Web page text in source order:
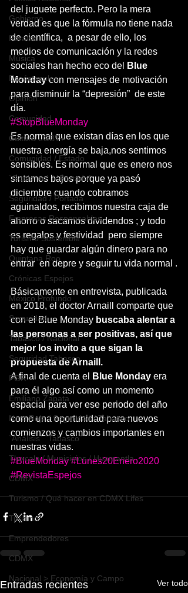
Gobierno
Paraiso
Música
Espéctaculos
Opinión
Comunidad
Cultura LGBT+
Comunidad / Estado
`Gobierno` / `Portada`
Seguridad / Portada
Empresas Responsables
Turismo Sostenible
Quintana Roo
Crónicas Espejos
México Profundo
Seguridad
Tabasco / Nacional
Seguridad Tabasco
FGR
Emiliano Zapata
Nota Roja / Seguridad / Tabasco
`Análisis` `Tabasco`
Tlaxcala / Municipios / Huamantla
CDMX
Turismo / Qué hacer en CDMX Lifes
Turismo
Emprendedores
CDMX
Nacional > Economía y Campo
del juguete perfecto. Pero la mera
verdad es que la fórmula no tiene nada
de científica,  a pesar de ello, los
medios de comunicación y la redes
sociales han hecho eco del
Blue
Monday con mensajes de motivación
para disminuir la “depresión”  de este
día.
#StopBlueMonday
Es normal que existan días en los que
nuestra energía se baja,nos sentimos
sensibles. Es normal que es enero nos
sintamos bajos porque ya pasó
diciembre cuando cobramos
aguinaldos, recibimos nuestra caja de
ahorro o sacamos dividendos ; y todo
es regalos y festividad  pero siempre
hay que guardar algún dinero para no
entrar  en depre y seguir tu vida normal .
Básicamente en entrevista, publicada
en 2018, el doctor Arnaill comparte que
con el Blue Monday buscaba alentar a
las personas a ser positivas, así que
mejor los invito a que sigan la
propuesta de Arnaill.
A final de cuenta el
Blue Monday era
para él algo así como un momento
espacial para ver ese periodo del año
como una oportunidad para nuevos
comienzos y cambios importantes en
nuestras vidas.
#BlueMonday #Lunes20Enero2020
#RevistaEspejos
Entradas recientes Ver todo